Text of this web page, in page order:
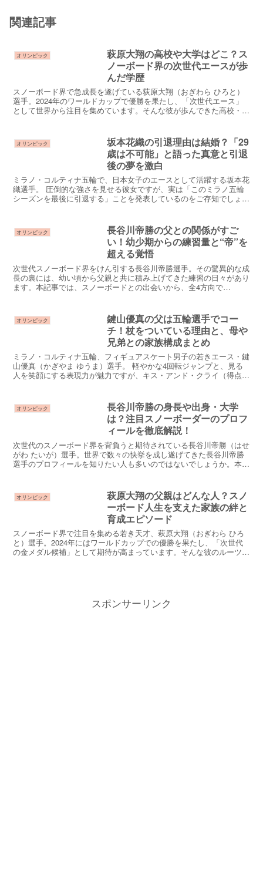
関連記事
オリンピック
萩原大翔の高校や大学はどこ？ス
ノーボード界の次世代エースが歩
んだ学歴
スノーボード界で急成長を遂げている荻原大翔（おぎわら ひろと）
選手。2024年のワールドカップで優勝を果たし、「次世代エース」
として世界から注目を集めています。そんな彼が歩んできた高校・大
オリンピック
坂本花織の引退理由は結婚？「29
歳は不可能」と語った真意と引退
後の夢を激白
ミラノ・コルティナ五輪で、日本女子のエースとして活躍する坂本花
織選手。 圧倒的な強さを見せる彼女ですが、実は「このミラノ五輪
シーズンを最後に引退する」ことを発表しているのをご存知でしょう
オリンピック
長谷川帝勝の父との関係がすご
い！幼少期からの練習量と“帝”を
超える覚悟
次世代スノーボード界をけん引する長谷川帝勝選手。その驚異的な成
長の裏には、幼い頃から父親と共に積み上げてきた練習の日々があり
ます。本記事では、スノーボードとの出会いから、全4方向で
オリンピック
鍵山優真の父は五輪選手でコー
チ！杖をついている理由と、母や
兄弟との家族構成まとめ
ミラノ・コルティナ五輪、フィギュアスケート男子の若きエース・鍵
山優真（かぎやま ゆうま）選手。 軽やかな4回転ジャンプと、見る
人を笑顔にする表現力が魅力ですが、キス・アンド・クライ（得点発
オリンピック
長谷川帝勝の身長や出身・大学
は？注目スノーボーダーのプロフ
ィールを徹底解説！
次世代のスノーボード界を背負うと期待されている長谷川帝勝（はせ
がわ たいが）選手。世界で数々の快挙を成し遂げてきた長谷川帝勝
選手のプロフィールを知りたい人も多いのではないでしょうか。本記
オリンピック
萩原大翔の父親はどんな人？スノ
ーボード人生を支えた家族の絆と
育成エピソード
スノーボード界で注目を集める若き天才、萩原大翔（おぎわら ひろ
と）選手。2024年にはワールドカップでの優勝を果たし、「次世代
の金メダル候補」として期待が高まっています。そんな彼のルーツに
スポンサーリンク